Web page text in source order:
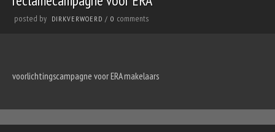
posted by DIRKVERWOERD / 0 comments
voorlichtingscampagne voor ERA makelaars